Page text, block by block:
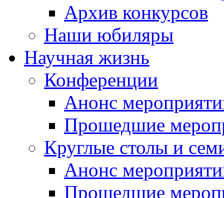
Архив конкурсов
Наши юбиляры
Научная жизнь
Конференции
Анонс
Прошедшие
Круглые столы и
Анонс
Прошедшие